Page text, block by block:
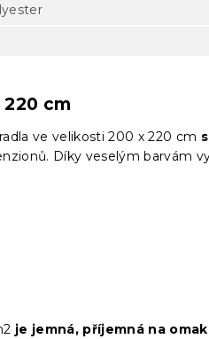
cm
ve velikosti 200 x 220 cm
Díky veselým barvám
je jemná, příjemná na